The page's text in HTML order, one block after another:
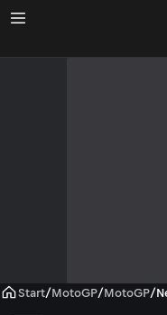
Start/MotoGP/MotoGP/